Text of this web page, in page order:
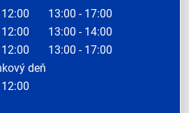
13:00 - 17:00
13:00 - 14:00
13:00 - 17:00
deň